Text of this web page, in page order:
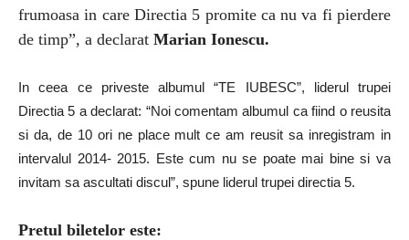
frumoasa in care Directia 5 promite ca nu va fi pierdere
de timp”, a declarat Marian Ionescu.
In ceea ce priveste albumul “TE IUBESC”, liderul trupei
Directia 5 a declarat: “Noi comentam albumul ca fiind o reusita
si da, de 10 ori ne place mult ce am reusit sa inregistram in
intervalul 2014- 2015. Este cum nu se poate mai bine si va
invitam sa ascultati discul”, spune liderul trupei directia 5.
Pretul biletelor este: